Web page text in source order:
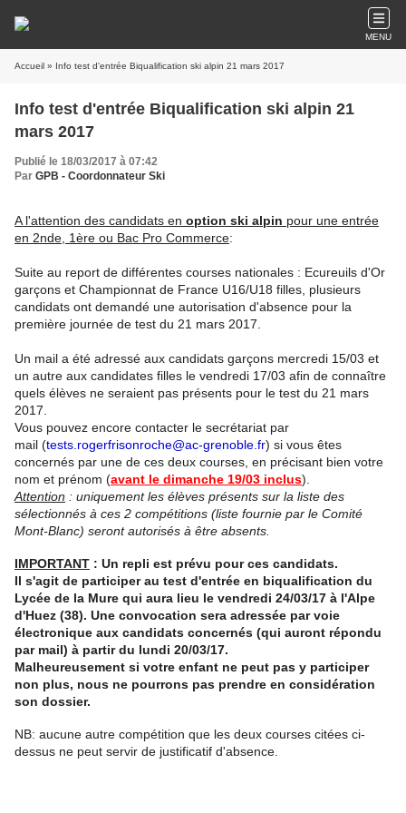
MENU
Accueil » Info test d'entrée Biqualification ski alpin 21 mars 2017
Info test d'entrée Biqualification ski alpin 21
mars 2017
Publié le 18/03/2017 à 07:42
Par GPB - Coordonnateur Ski
A l'attention des candidats en option ski alpin pour une entrée
en 2nde, 1ère ou Bac Pro Commerce:
Suite au report de différentes courses nationales : Ecureuils d'Or
garçons et Championnat de France U16/U18 filles, plusieurs
candidats ont demandé une autorisation d'absence pour la
première journée de test du 21 mars 2017.
Un mail a été adressé aux candidats garçons mercredi 15/03 et
un autre aux candidates filles le vendredi 17/03 afin de connaître
quels élèves ne seraient pas présents pour le test du 21 mars
2017.
Vous pouvez encore contacter le secrétariat par
mail (tests.rogerfrisonroche@ac-grenoble.fr) si vous êtes
concernés par une de ces deux courses, en précisant bien votre
nom et prénom (avant le dimanche 19/03 inclus).
Attention : uniquement les élèves présents sur la liste des
sélectionnés à ces 2 compétitions (liste fournie par le Comité
Mont-Blanc) seront autorisés à être absents.
IMPORTANT : Un repli est prévu pour ces candidats.
Il s'agit de participer au test d'entrée en biqualification du
Lycée de la Mure qui aura lieu le vendredi 24/03/17 à l'Alpe
d'Huez (38). Une convocation sera adressée par voie
électronique aux candidats concernés (qui auront répondu
par mail) à partir du lundi 20/03/17.
Malheureusement si votre enfant ne peut pas y participer
non plus, nous ne pourrons pas prendre en considération
son dossier.
NB: aucune autre compétition que les deux courses citées ci-
dessus ne peut servir de justificatif d'absence.